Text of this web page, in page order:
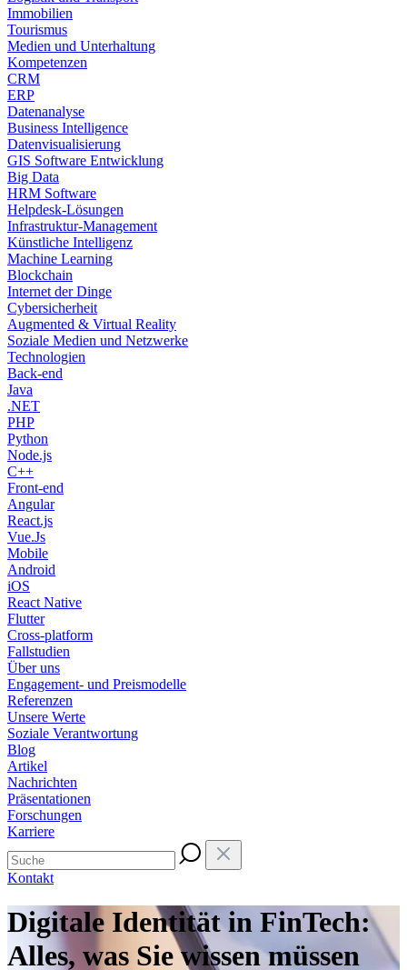
Immobilien
Tourismus
Medien und Unterhaltung
Kompetenzen
CRM
ERP
Datenanalyse
Business Intelligence
Datenvisualisierung
GIS Software Entwicklung
Big Data
HRM Software
Helpdesk-Lösungen
Infrastruktur-Management
Künstliche Intelligenz
Machine Learning
Blockchain
Internet der Dinge
Cybersicherheit
Augmented & Virtual Reality
Soziale Medien und Netzwerke
Technologien
Back-end
Java
.NET
PHP
Python
Node.js
C++
Front-end
Angular
React.js
Vue.Js
Mobile
Android
iOS
React Native
Flutter
Cross-platform
Fallstudien
Über uns
Engagement- und Preismodelle
Referenzen
Unsere Werte
Soziale Verantwortung
Blog
Artikel
Nachrichten
Präsentationen
Forschungen
Karriere
Kontakt
Digitale Identität in FinTech:
Alles, was Sie wissen müssen